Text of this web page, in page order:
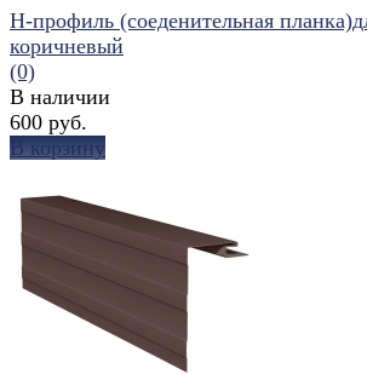
избранное
H-профиль (соеденительная
коричневый
(0)
В наличии
600 руб.
В корзину